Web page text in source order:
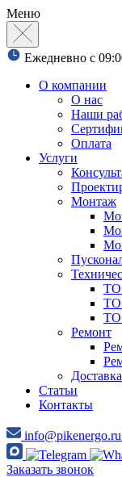
Меню
Ежедневно с
О компании
О нас
Наши
Оплата
Услуги
Монтаж
ТО
ТО
ТО
Ремонт
Доставка
Статьи
Контакты
info@pikenergo.ru
Заказать звонок